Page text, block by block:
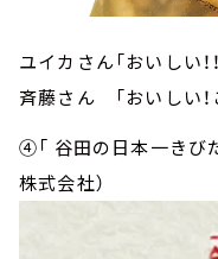
ユイカさん「おいしい！
斉藤さん 「おいしい！
④「 谷田の日本一きび
株式会社）